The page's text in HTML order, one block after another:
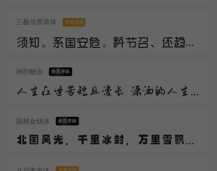
三极信黑简体 零售字体
须知。系国安危。料节召、还趋浴凤池。且代工施化，持钧播泽，置盂天下，此外何思。素卷书名，赤松游道，飙驭云軿仙可期。湖山美，有啼猿唳鹤，相望东归。
神韵畅游
人生在世苦短且漫长 潇洒的人生谁不倾情羡慕 潇洒 是一道醉人的风景 宛若美丽的音符自然流动 是人生内在气质的飘逸
国林金钱体
北国风光，千里冰封，万里雪飘。望长城内外，惟余莽莽；大河上下，顿失滔滔。山舞银蛇，原驰蜡象，欲与天公试比高。